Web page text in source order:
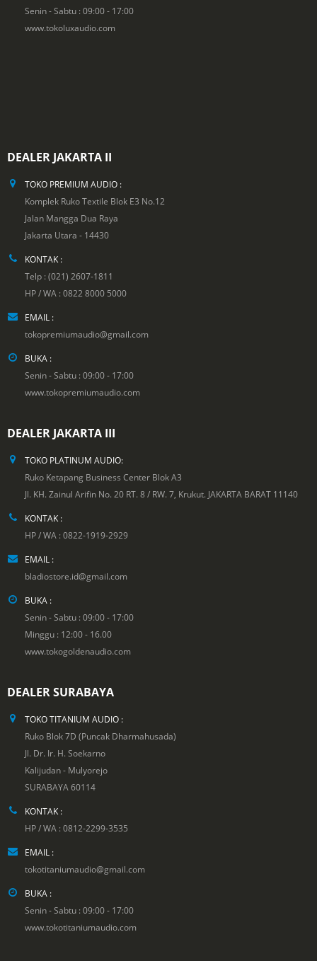
Senin - Sabtu : 09:00 - 17:00
www.tokoluxaudio.com
DEALER JAKARTA II
TOKO PREMIUM AUDIO :
Komplek Ruko Textile Blok E3 No.12
Jalan Mangga Dua Raya
Jakarta Utara - 14430
KONTAK :
Telp : (021) 2607-1811
HP / WA : 0822 8000 5000
EMAIL :
tokopremiumaudio@gmail.com
BUKA :
Senin - Sabtu : 09:00 - 17:00
www.tokopremiumaudio.com
DEALER JAKARTA III
TOKO PLATINUM AUDIO:
Ruko Ketapang Business Center Blok A3
Jl. KH. Zainul Arifin No. 20 RT. 8 / RW. 7, Krukut. JAKARTA BARAT 11140
KONTAK :
HP / WA : 0822-1919-2929
EMAIL :
bladiostore.id@gmail.com
BUKA :
Senin - Sabtu : 09:00 - 17:00
Minggu : 12:00 - 16.00
www.tokogoldenaudio.com
DEALER SURABAYA
TOKO TITANIUM AUDIO :
Ruko Blok 7D (Puncak Dharmahusada)
Jl. Dr. Ir. H. Soekarno
Kalijudan - Mulyorejo
SURABAYA 60114
KONTAK :
HP / WA : 0812-2299-3535
EMAIL :
tokotitaniumaudio@gmail.com
BUKA :
Senin - Sabtu : 09:00 - 17:00
www.tokotitaniumaudio.com